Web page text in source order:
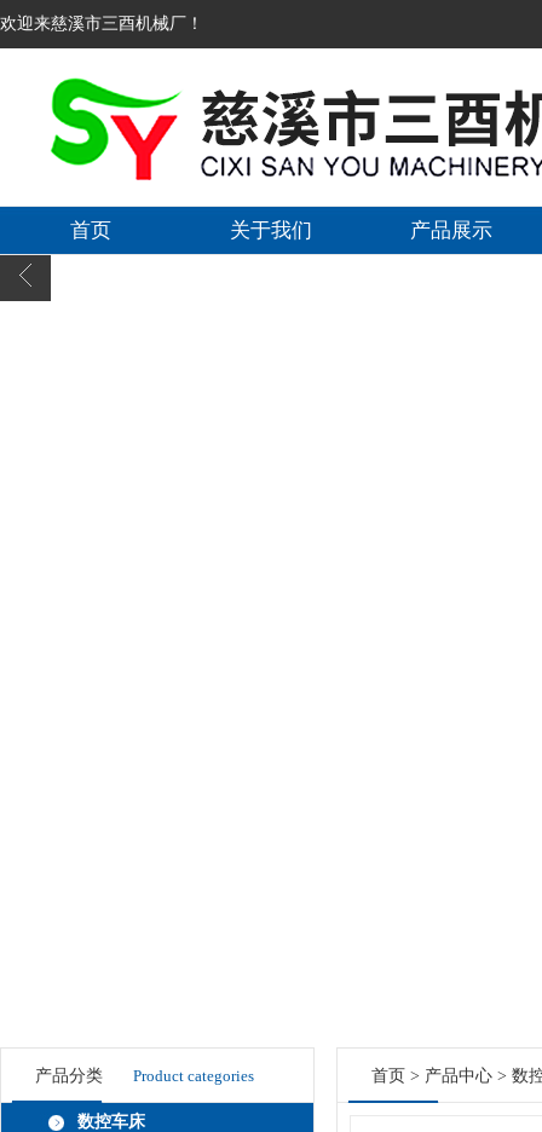
欢迎来慈溪市三酉机械厂！
首页 关于我们 产品展示
首页 > 产品中心 > 数
产品分类 Product categories
数控车床